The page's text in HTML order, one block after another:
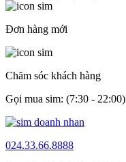
Đơn hàng mới
Chăm sóc khách hàng
Gọi mua sim: (7:30 - 22:00)
024.33.66.8888